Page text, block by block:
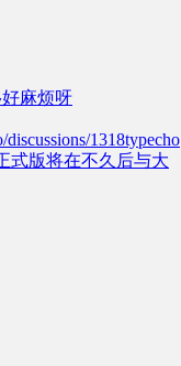
麻烦呀
1318typecho
式版将在不久后与大